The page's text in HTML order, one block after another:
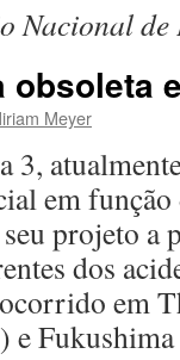
Nacional
obsoleta
Meyer
3,
em função
projeto a
dos
em
e